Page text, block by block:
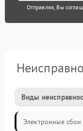
Отправляя, Вы
Виды
Электронные сбои